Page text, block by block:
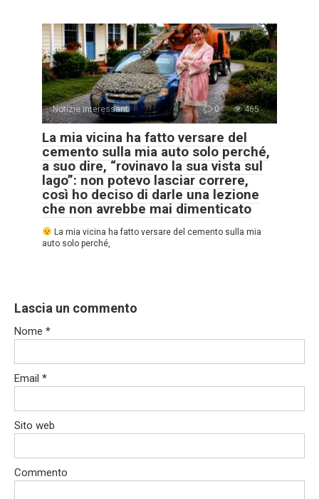
Notizie interessanti 0 465
La mia vicina ha fatto versare del
cemento sulla mia auto solo perché,
a suo dire, “rovinavo la sua vista sul
lago”: non potevo lasciar correre,
così ho deciso di darle una lezione
che non avrebbe mai dimenticato
La mia vicina ha fatto versare del cemento sulla mia
auto solo perché,
Lascia un commento
Nome *
Email *
Sito web
Commento